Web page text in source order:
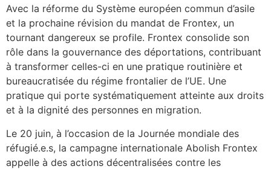
Avec la réforme du Système européen commun d’asile
et la prochaine révision du mandat de Frontex, un
tournant dangereux se profile. Frontex consolide son
rôle dans la gouvernance des déportations, contribuant
à transformer celles-ci en une pratique routinière et
bureaucratisée du régime frontalier de l’UE. Une
pratique qui porte systématiquement atteinte aux droits
et à la dignité des personnes en migration.
Le 20 juin, à l’occasion de la Journée mondiale des
réfugié.e.s, la campagne internationale Abolish Frontex
appelle à des actions décentralisées contre les